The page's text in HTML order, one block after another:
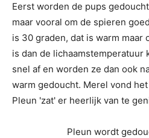
Eerst worden de pups
maar vooral om de spieren
is 30 graden, dat is warm maar
is dan de lichaamstemperatuur
snel af en worden ze dan ook
warm gedoucht. Merel vond
Pleun 'zat' er heerlijk van te
Pleun wordt